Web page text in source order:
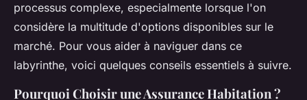
Pablo • 6 mars 2025 • 6 min de lecture
processus complexe, especialmente lorsque l'on
considère la multitude d'options disponibles sur le
marché. Pour vous aider à naviguer dans ce
labyrinthe, voici quelques conseils essentiels à suivre.
Pourquoi Choisir une Assurance Habitation ?